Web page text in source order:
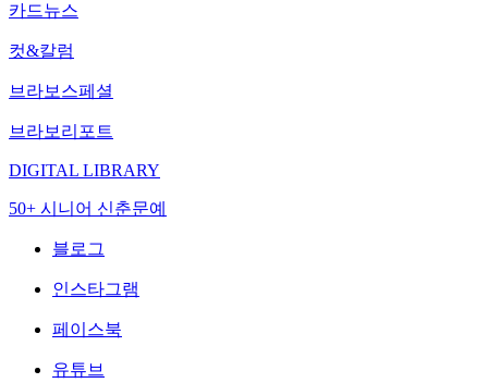
카드뉴스
컷&칼럼
브라보스페셜
브라보리포트
DIGITAL LIBRARY
50+ 시니어 신춘문예
블로그
인스타그램
페이스북
유튜브